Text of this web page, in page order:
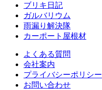
ブリキ日記
ガルバリウム
雨漏り解決隊
カーポート屋根材
よくある質問
会社案内
プライバシーポリシー
お問い合わせ